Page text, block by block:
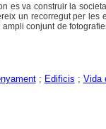
es va construir la
un recorregut per les
conjunt de
; Edificis ; Vida